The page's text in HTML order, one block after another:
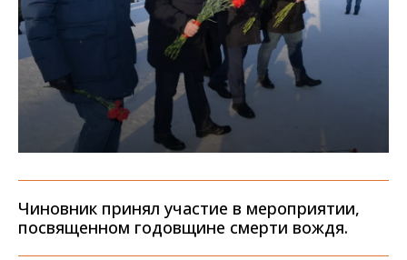
Чиновник принял участие в мероприятии,
посвященном годовщине смерти вождя.